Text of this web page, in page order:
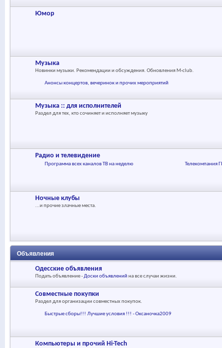
Юмор
Музыка
Новинки музыки. Рекомендации и обсуждения. Обновления M-club.
Анонсы концертов, вечеринок и прочих мероприятий
Музыка :: для исполнителей
Раздел для тех, кто сочиняет и исполняет музыку
Радио и телевидение
Программа всех каналов ТВ на неделю Телекомпания
Ночные клубы
...и прочие злачные места.
Объявления
Одесские объявления
Подать объявление -Доски объявленийна все случаи жизни.
Совместные покупки
Раздел для организации совместных покупок.
Быстрые сборы!!! Лучшие условия !!! - Оксаночка2009
Компьютеры и прочий Hi-Tech